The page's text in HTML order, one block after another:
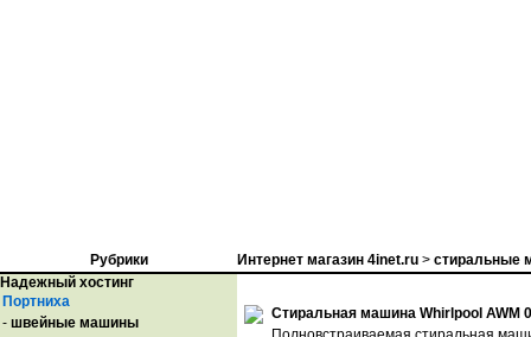
Рубрики
Надежный хостинг
Портниха
- швейные машины
Интернет магазин 4inet.ru > стиральные
Стиральная машина Whirlpool AWM